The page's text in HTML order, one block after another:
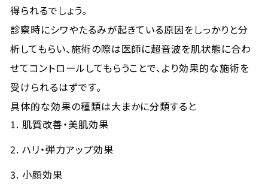
得られるでしょう。
診察時にシワやたるみが起きている原因をしっかりと分
析してもらい、施術の際は医師に超音波を肌状態に合わ
せてコントロールしてもらうことで、より効果的な施術を
受けられるはずです。
具体的な効果の種類は大まかに分類すると
肌質改善・美肌効果
ハリ・弾力アップ効果
小顔効果